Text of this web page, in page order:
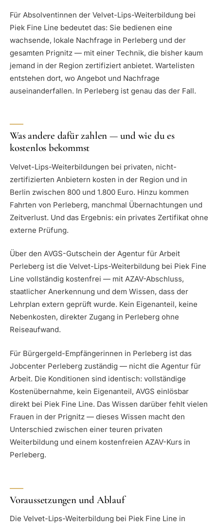
Für Absolventinnen der Velvet-Lips-Weiterbildung bei
Piek Fine Line bedeutet das: Sie bedienen eine
wachsende, lokale Nachfrage in Perleberg und der
gesamten Prignitz — mit einer Technik, die bisher kaum
jemand in der Region zertifiziert anbietet. Wartelisten
entstehen dort, wo Angebot und Nachfrage
auseinanderfallen. In Perleberg ist genau das der Fall.
Was andere dafür zahlen — und wie du es
kostenlos bekommst
Velvet-Lips-Weiterbildungen bei privaten, nicht-
zertifizierten Anbietern kosten in der Region und in
Berlin zwischen 800 und 1.800 Euro. Hinzu kommen
Fahrten von Perleberg, manchmal Übernachtungen und
Zeitverlust. Und das Ergebnis: ein privates Zertifikat ohne
externe Prüfung.
Über den AVGS-Gutschein der Agentur für Arbeit
Perleberg ist die Velvet-Lips-Weiterbildung bei Piek Fine
Line vollständig kostenfrei — mit AZAV-Abschluss,
staatlicher Anerkennung und dem Wissen, dass der
Lehrplan extern geprüft wurde. Kein Eigenanteil, keine
Nebenkosten, direkter Zugang in Perleberg ohne
Reiseaufwand.
Für Bürgergeld-Empfängerinnen in Perleberg ist das
Jobcenter Perleberg zuständig — nicht die Agentur für
Arbeit. Die Konditionen sind identisch: vollständige
Kostenübernahme, kein Eigenanteil, AVGS einlösbar
direkt bei Piek Fine Line. Das Wissen darüber fehlt vielen
Frauen in der Prignitz — dieses Wissen macht den
Unterschied zwischen einer teuren privaten
Weiterbildung und einem kostenfreien AZAV-Kurs in
Perleberg.
Voraussetzungen und Ablauf
Die Velvet-Lips-Weiterbildung bei Piek Fine Line in